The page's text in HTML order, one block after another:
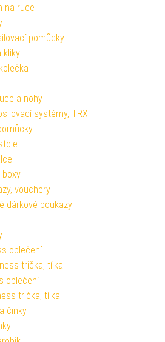
na ruce
pomůcky
kliky
a nohy
systémy, TRX
boxy
vouchery
dárkové poukazy
oblečení
trička, tílka
oblečení
trička, tílka
činky